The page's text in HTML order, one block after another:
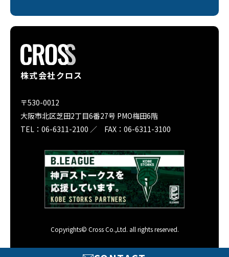
株式会社クロス
〒530-0012
大阪市北区芝田2丁目6番27号 PMO梅田6階
TEL：06-6311-2100 ／ FAX：06-6311-3100
Copyrights© Cross Co.,Ltd. all rights reserved.